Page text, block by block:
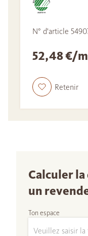
N° d'article
52,48 €/
Retenir
Calculer
un
Ton espace